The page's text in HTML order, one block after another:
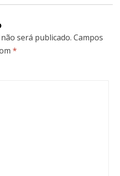
será publicado. Campos
*